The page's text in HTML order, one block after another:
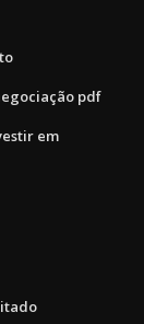
pdf
em